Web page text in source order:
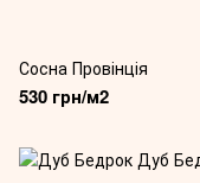
Сосна Провінція
530 грн/м2